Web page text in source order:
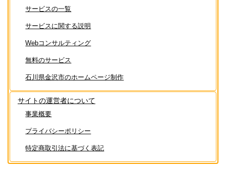
サービスの一覧
サービスに関する説明
Webコンサルティング
無料のサービス
石川県金沢市のホームページ制作
サイトの運営者について
事業概要
プライバシーポリシー
特定商取引法に基づく表記